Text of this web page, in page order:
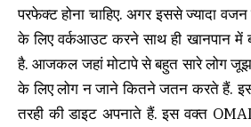
परफेक्ट होना चाहिए. अगर इससे ज्यादा
के लिए वर्कआउट करने साथ ही खानपान में
है. आजकल जहां मोटापे से बहुत सारे लोग
के लिए लोग न जाने कितने जतन करते हैं.
तरही की डाइट अपनाते हैं. इस वक्त